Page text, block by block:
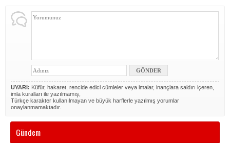
UYARI: Küfür, hakaret, rencide edici cümleler veya imalar, inançlara saldırı içeren,
imla kuralları ile yazılmamış,
Türkçe karakter kullanılmayan ve büyük harflerle yazılmış yorumlar
onaylanmamaktadır.
Gündem